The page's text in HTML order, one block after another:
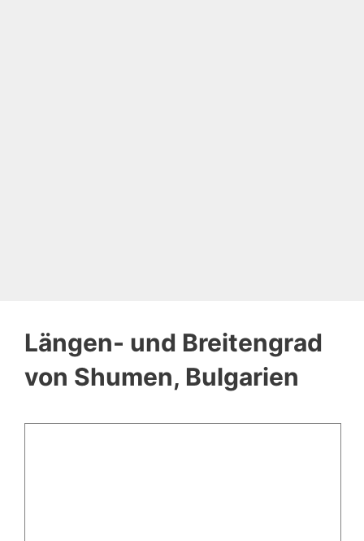
Längen- und Breitengrad
von Shumen, Bulgarien